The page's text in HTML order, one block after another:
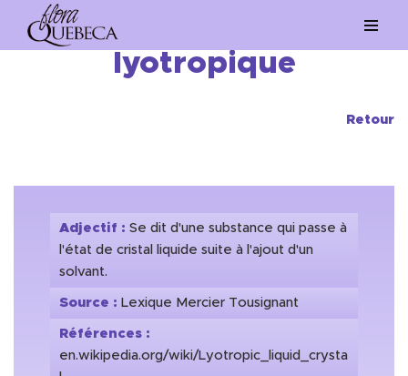
Aller
lyotropique
Retour
Adjectif : Se dit d'une substance qui passe à
l'état de cristal liquide suite à l'ajout d'un
solvant.
Source : Lexique Mercier Tousignant
Références :
en.wikipedia.org/wiki/Lyotropic_liquid_crysta